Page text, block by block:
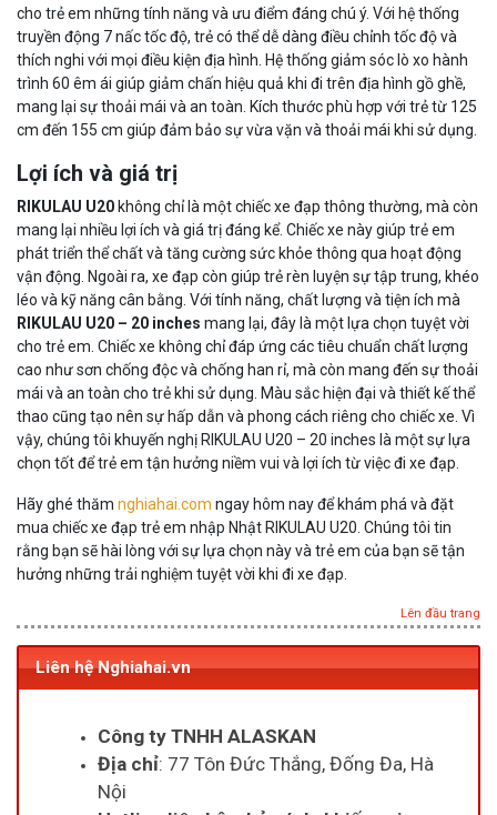
cho trẻ em những tính năng và ưu điểm đáng chú ý. Với hệ thống
truyền động 7 nấc tốc độ, trẻ có thể dễ dàng điều chỉnh tốc độ và
thích nghi với mọi điều kiện địa hình. Hệ thống giảm sóc lò xo hành
trình 60 êm ái giúp giảm chấn hiệu quả khi đi trên địa hình gồ ghề,
mang lại sự thoải mái và an toàn. Kích thước phù hợp với trẻ từ 125
cm đến 155 cm giúp đảm bảo sự vừa vặn và thoải mái khi sử dụng.
Lợi ích và giá trị
RIKULAU U20không chỉ là một chiếc xe đạp thông thường, mà còn
mang lại nhiều lợi ích và giá trị đáng kể. Chiếc xe này giúp trẻ em
phát triển thể chất và tăng cường sức khỏe thông qua hoạt động
vận động. Ngoài ra, xe đạp còn giúp trẻ rèn luyện sự tập trung, khéo
léo và kỹ năng cân bằng. Với tính năng, chất lượng và tiện ích mà
RIKULAU U20 – 20 inches mang lại, đây là một lựa chọn tuyệt vời
cho trẻ em. Chiếc xe không chỉ đáp ứng các tiêu chuẩn chất lượng
cao như sơn chống độc và chống han rỉ, mà còn mang đến sự thoải
mái và an toàn cho trẻ khi sử dụng. Màu sắc hiện đại và thiết kế thể
thao cũng tạo nên sự hấp dẫn và phong cách riêng cho chiếc xe. Vì
vậy, chúng tôi khuyến nghị RIKULAU U20 – 20 inches là một sự lựa
chọn tốt để trẻ em tận hưởng niềm vui và lợi ích từ việc đi xe đạp.
Hãy ghé thăm nghiahai.com ngay hôm nay để khám phá và đặt
mua chiếc xe đạp trẻ em nhập Nhật RIKULAU U20. Chúng tôi tin
rằng bạn sẽ hài lòng với sự lựa chọn này và trẻ em của bạn sẽ tận
hưởng những trải nghiệm tuyệt vời khi đi xe đạp.
Lên đầu trang
Liên hệ Nghiahai.vn
Công ty TNHH ALASKAN
Địa chỉ: 77 Tôn Đức Thắng, Đống Đa, Hà
Nội